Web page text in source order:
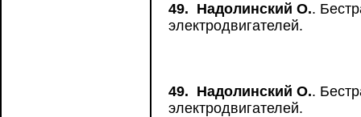
49. Надолинский О..
электродвигателей.
49. Надолинский О..
электродвигателей.